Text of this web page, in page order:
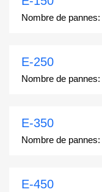
Nombre de pannes:
E-250
Nombre de pannes:
E-350
Nombre de pannes:
E-450